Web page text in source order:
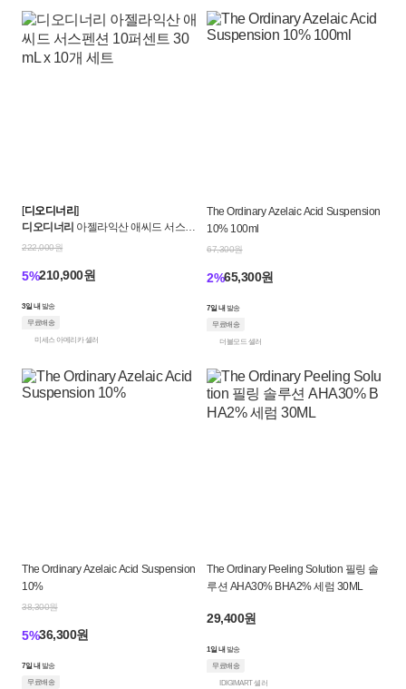
[디오디너리]
디오디너리 아젤라익산 애씨드 서스펜
션 10퍼센트 30mL x 10개 세트
222,000원
5%210,900원
3일 내 발송
무료배송
미세스 아메리카 셀러
The Ordinary Azelaic Acid Suspension
10% 100ml
67,300원
2%65,300원
7일 내 발송
무료배송
더블모드 셀러
The Ordinary Azelaic Acid Suspension
10%
38,300원
5%36,300원
7일 내 발송
무료배송
The Ordinary Peeling Solution 필링 솔
루션 AHA30% BHA2% 세럼 30ML
29,400원
1일 내 발송
무료배송
IDIGIMART 셀러